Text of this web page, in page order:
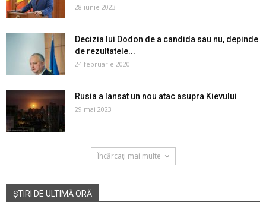
28 iunie 2023
Decizia lui Dodon de a candida sau nu, depinde
de rezultatele...
24 februarie 2020
Rusia a lansat un nou atac asupra Kievului
29 mai 2023
Încărcați mai multe
ȘTIRI DE ULTIMĂ ORĂ